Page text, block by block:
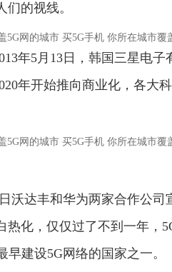
们的视线。
年5月13日，韩国三星电
年开始推向商业化，各大
沃达丰和华为两家合作公
热化，仅仅过了不到一年，
早建设5G网络的国家之一。